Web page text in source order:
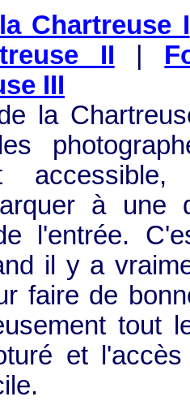
Chartreuse I
II |
III
la
à une
l'entrée.
il y a
faire de
tout
et